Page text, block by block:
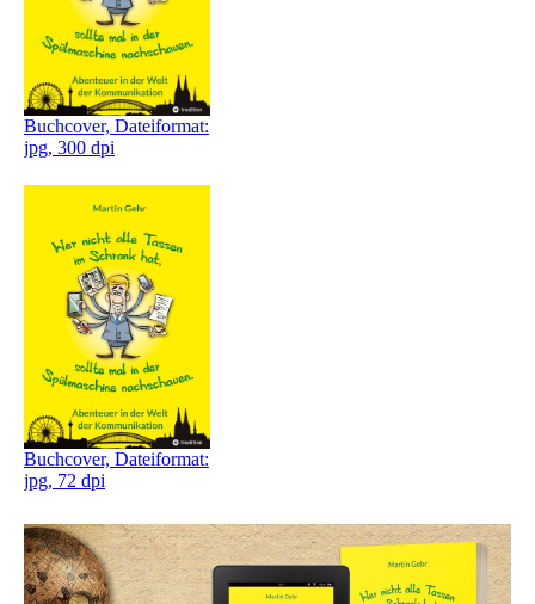
Buchcover, Dateiformat:
jpg, 300 dpi
Buchcover, Dateiformat:
jpg, 72 dpi